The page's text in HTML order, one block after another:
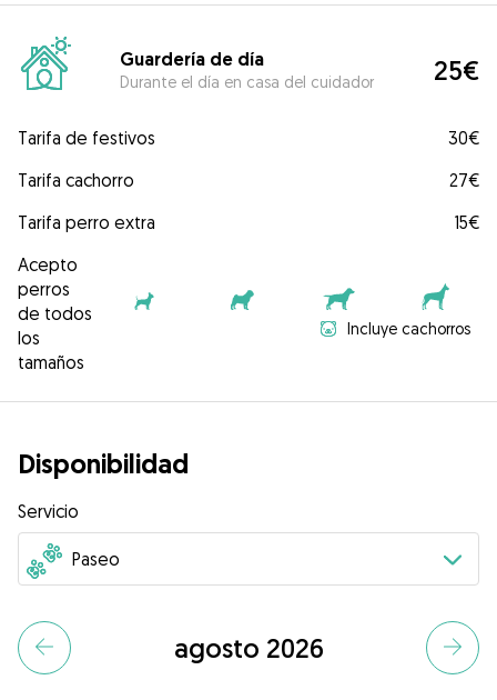
Guardería de día
Durante el día en casa del cuidador 25€
Tarifa de festivos
30€
Tarifa cachorro
27€
Tarifa perro extra
15€
Acepto
perros
de todos
los
tamaños
Incluye cachorros
Disponibilidad
Servicio
agosto 2026